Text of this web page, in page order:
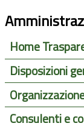
Home
Disposizioni
Consulenti e